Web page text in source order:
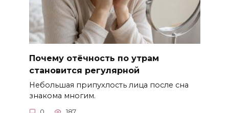
Почему отёчность по утрам
становится регулярной
Небольшая припухлость лица после сна
знакома многим.